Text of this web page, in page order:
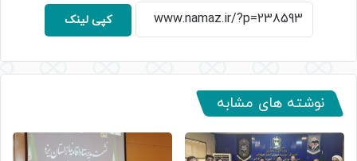
کپی لینک
نوشته های مشابه